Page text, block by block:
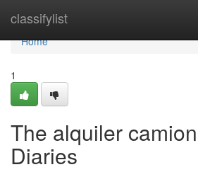
classifylist
Home
Home
1
The alquiler
Diaries